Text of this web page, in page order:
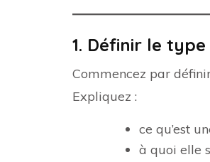
1. Définir le type
Commencez par
Expliquez :
ce qu’est
à quoi elle